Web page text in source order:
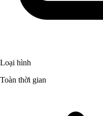
Loại hình
Toàn thời gian